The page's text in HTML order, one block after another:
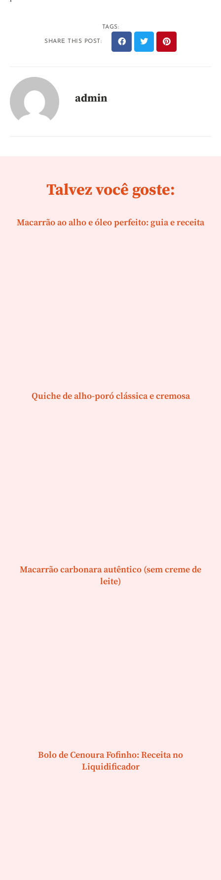
TAGS:
SHARE THIS POST:
admin
Talvez você goste:
Macarrão ao alho e óleo perfeito: guia e receita
Quiche de alho-poró clássica e cremosa
Macarrão carbonara autêntico (sem creme de
leite)
Bolo de Cenoura Fofinho: Receita no
Liquidificador